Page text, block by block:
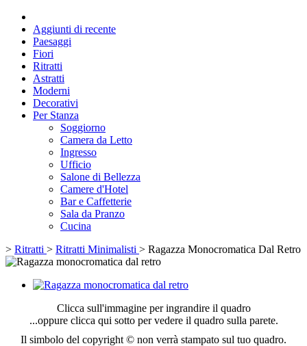
Aggiunti di recente
Paesaggi
Fiori
Ritratti
Astratti
Moderni
Decorativi
Per Stanza
Soggiorno
Camera da Letto
Ingresso
Ufficio
Salone di Bellezza
Camere d'Hotel
Bar e Caffetterie
Sala da Pranzo
Cucina
> Ritratti > Ritratti Minimalisti > Ragazza Monocromatica Dal Retro
Clicca sull'immagine per ingrandire il quadro
...oppure clicca qui sotto per vedere il quadro sulla parete.
Il simbolo del copyright © non verrà stampato sul tuo quadro.